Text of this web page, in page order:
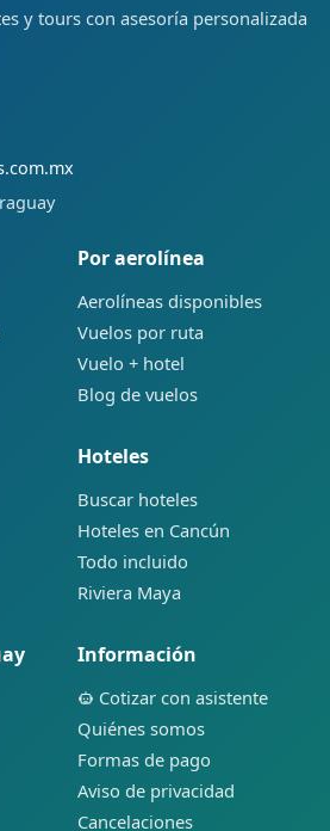
y tours con asesoría personalizada
Por aerolínea
Aerolíneas disponibles
Vuelos por ruta
Vuelo + hotel
Blog de vuelos
Hoteles
Buscar hoteles
Hoteles en Cancún
Todo incluido
Riviera Maya
Información
Cotizar con asistente
Quiénes somos
Formas de pago
Aviso de privacidad
Cancelaciones